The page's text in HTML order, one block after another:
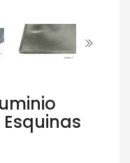
Esquinas